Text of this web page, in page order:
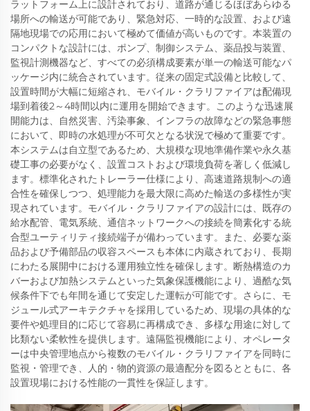
ラットフォーム上に設計されており、道路が通じるほぼあらゆる
場所への輸送が可能であり、緊急対応、一時的な設置、および遠
隔地現場での応用において極めて価値が高いものです。本装置の
コンパクトな設計には、ポンプ、制御システム、薬品投与装置、
監視計測機器など、すべての必須構成要素が単一の輸送可能なパ
ッケージ内に統合されています。従来の固定式設備と比較して、
設置時間が大幅に短縮され、モバイル・クラリファイアは配備現
場到着後2～4時間以内に運用を開始できます。このような迅速展
開能力は、自然災害、汚染事象、インフラの故障などの緊急事態
において、即時の水処理が不可欠となる状況で極めて重要です。
本システムは自立型であるため、大規模な現地準備作業や永久基
礎工事の必要がなく、設置コストおよび環境負荷を著しく低減し
ます。標準化されたトレーラー仕様により、高速道路規制への適
合性を確保しつつ、処理能力を最大限に高めた輸送の多様性が実
現されています。モバイル・クラリファイアの設計には、既存の
給水配管、電気系統、通信ネットワークへの接続を簡素化する統
合型ユーティリティ接続端子が備わっています。また、必要な薬
品および予備部品の収容スペースも本体に内蔵されており、長期
にわたる展開中における運用独立性を確保します。断熱構造のカ
バーおよび加熱システムといった気象保護機能により、過酷な気
候条件下でも年間を通じて安定した運転が可能です。さらに、モ
ジュール式アーキテクチャを採用しているため、現場の具体的な
要件や処理目的に応じて容易に再構成でき、多様な用途に対して
比類ない柔軟性を提供します。遠隔監視機能により、オペレータ
ーは中央管理地点から複数のモバイル・クラリファイアを同時に
監視・管理でき、人的・物的資源の最適配分を図るとともに、各
設置現場における性能の一貫性を保証します。